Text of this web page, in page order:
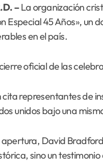
–La organización
Especial 45 Años»,
en el país.
oficial de las
cita representantes de
unidos bajo una
David
sino un